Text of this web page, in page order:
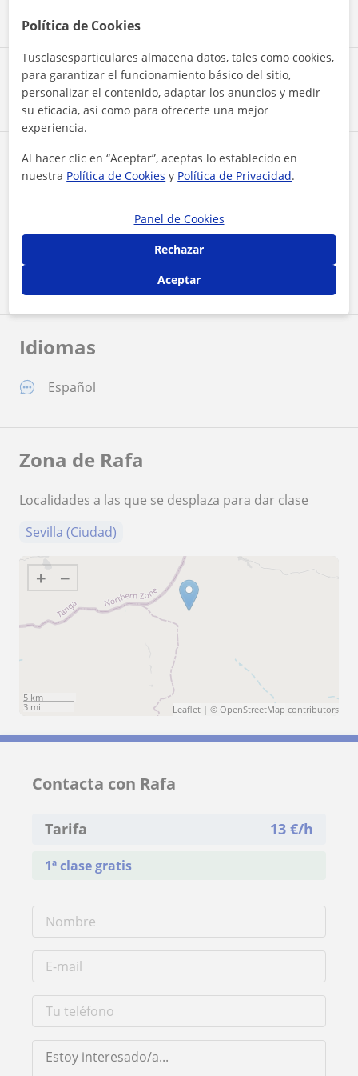
Reconocimientos
Formación y títulos
Criminología y Ciencias Forenses
Idiomas
Español
Zona de Rafa
Localidades a las que se desplaza para dar clase
Sevilla (Ciudad)
+ −
5 km
3 mi
Leaflet | © OpenStreetMap contributors
Contacta con Rafa
Tarifa 13 €/h
1ª clase gratis
Política de Cookies
Tusclasesparticulares almacena datos, tales como cookies,
para garantizar el funcionamiento básico del sitio,
personalizar el contenido, adaptar los anuncios y medir
su eficacia, así como para ofrecerte una mejor
experiencia.
Al hacer clic en “Aceptar”, aceptas lo establecido en
nuestra Política de Cookies y Política de Privacidad.
Panel de Cookies
Rechazar
Aceptar